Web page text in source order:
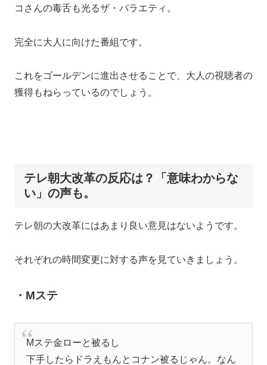
コさんの毒舌も光るザ・バラエティ。
完全に大人に向けた番組です。
これをゴールデンに進出させることで、大人の視聴者の
獲得もねらっているのでしょう。
テレ朝大改革の反応は？「意味わからな
い」の声も。
テレ朝の大改革にはあまり良い意見はないようです。
それぞれの時間変更に対する声を見ていきましょう。
・Mステ
Mステ金ローと被るし
下手したらドラえもんとコナン被るじゃん。なん